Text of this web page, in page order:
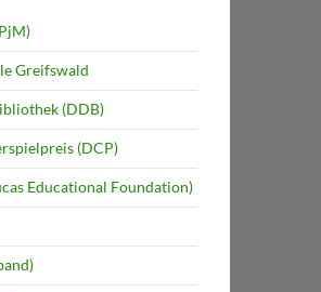
Greifswald
(DDB)
(DCP)
Educational Foundation)